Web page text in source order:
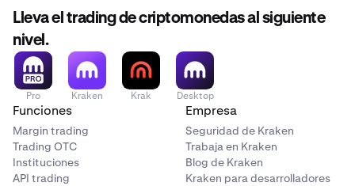
Lleva el trading de criptomonedas al siguiente
nivel.
Pro Kraken Krak Desktop
Funciones
Margin trading
Trading OTC
Instituciones
API trading
Empresa
Seguridad de Kraken
Trabaja en Kraken
Blog de Kraken
Kraken para desarrolladores